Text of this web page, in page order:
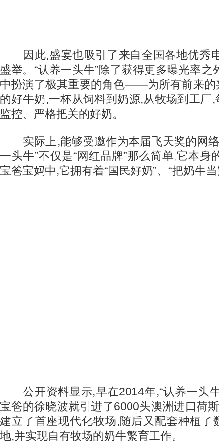
因此,盛宴也吸引了来自全国各地优秀
盛举。“认养一头牛”除了获得更多曝光率之
中扮演了极其重要的角色——为所有前来的
的好牛奶,一杯从饲料到奶源,从牧场到工厂
监控、严格把关的好奶。
实际上,能够受邀作为本届飞天奖的网络
一头牛”不仅是“网红品牌”那么简单,它本身
宝爸宝妈中,它拥有着“国民好奶”、“把奶牛
公开资料显示,早在2014年,“认养一头
宝爸的徐晓波就引进了6000头澳洲进口荷
建立了首座现代化牧场,随后又配套种植了
地,并实现自有牧场的奶牛繁育工作。